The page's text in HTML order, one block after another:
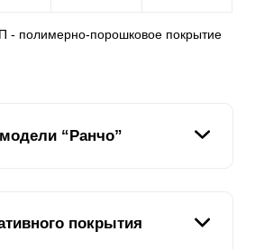
- полимерно-порошковое покрытие
“Ранчо”
в комбинированном
вариант ограждения похож на
покрытия